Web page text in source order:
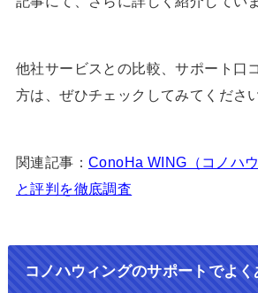
他社サービスとの比較、サポート口
方は、ぜひチェックしてみてください
関連記事： ConoHa WING（コノハ
と評判を徹底調査
コノハウィングのサポートでよく